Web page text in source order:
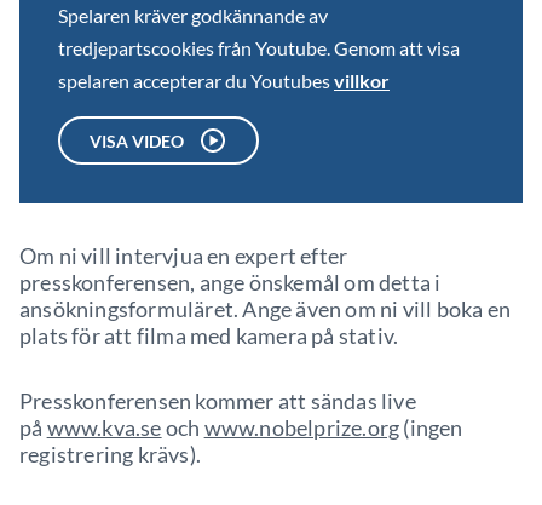
Spelaren kräver godkännande av
tredjepartscookies från Youtube. Genom att visa
spelaren accepterar du Youtubesvillkor
VISA VIDEO
Om ni vill intervjua en expert efter
presskonferensen, ange önskemål om detta i
ansökningsformuläret. Ange även om ni vill boka en
plats för att filma med kamera på stativ.
Presskonferensen kommer att sändas live
på www.kva.seoch www.nobelprize.org(ingen
registrering krävs).